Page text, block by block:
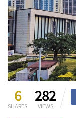
6
SHARES
282
VIEWS